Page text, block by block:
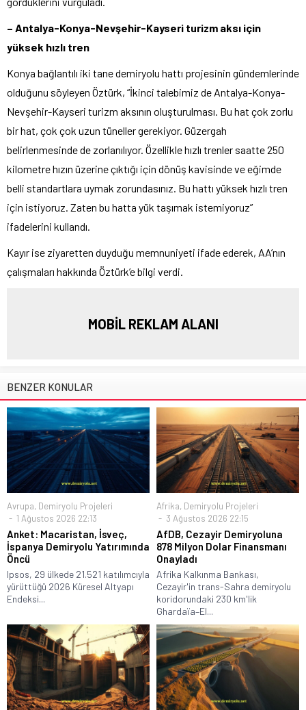
– Antalya-Konya-Nevşehir-Kayseri turizm aksı için
yüksek hızlı tren
Konya bağlantılı iki tane demiryolu hattı projesinin gündemlerinde
olduğunu söyleyen Öztürk, “İkinci talebimiz de Antalya-Konya-
Nevşehir-Kayseri turizm aksının oluşturulması. Bu hat çok zorlu
bir hat, çok çok uzun tüneller gerekiyor. Güzergah
belirlenmesinde de zorlanılıyor. Özellikle hızlı trenler saatte 250
kilometre hızın üzerine çıktığı için dönüş kavisinde ve eğimde
belli standartlara uymak zorundasınız. Bu hattı yüksek hızlı tren
için istiyoruz. Zaten bu hatta yük taşımak istemiyoruz”
ifadelerini kullandı.
Kayır ise ziyaretten duyduğu memnuniyeti ifade ederek, AA’nın
çalışmaları hakkında Öztürk’e bilgi verdi.
MOBİL REKLAM ALANI
BENZER KONULAR
Avrupa, Demiryolu Projeleri
1 Ağustos 2026 22:13
Anket: Macaristan, İsveç,
İspanya Demiryolu Yatırımında
Öncü
Ipsos, 29 ülkede 21.521 katılımcıyla
yürüttüğü 2026 Küresel Altyapı
Endeksi...
Afrika, Demiryolu Projeleri
3 Ağustos 2026 22:15
AfDB, Cezayir Demiryoluna
878 Milyon Dolar Finansmanı
Onayladı
Afrika Kalkınma Bankası,
Cezayir'in trans-Sahra demiryolu
koridorundaki 230 km'lik
Ghardaïa–El...